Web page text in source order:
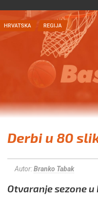
HRVATSKA REGIJA
Derbi u 80
Autor:Branko Tabak
Otvaranje sezone